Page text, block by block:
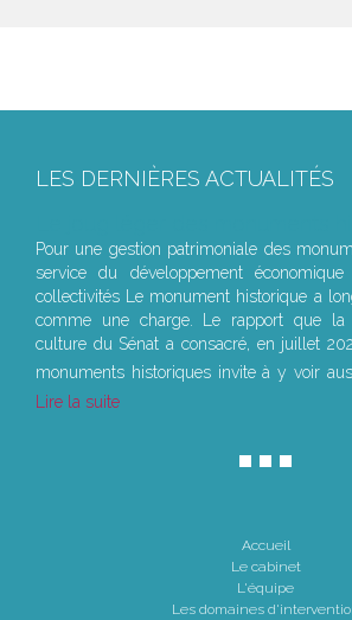
LES DERNIÈRES ACTUALITÉS
Pour une gestion patrimoniale des
service du développement
collectivités Le monument historique a
comme une charge. Le rapport que
culture du Sénat a consacré, en juillet
monuments historiques invite à y voir
Lire la suite
Accueil
Le cabinet
L'équipe
Les domaines